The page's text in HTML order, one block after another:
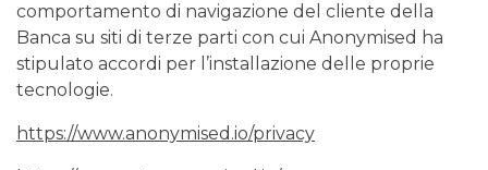
comportamento di navigazione del cliente della
Banca su siti di terze parti con cui Anonymised ha
stipulato accordi per l’installazione delle proprie
tecnologie.
https://www.anonymised.io/privacy